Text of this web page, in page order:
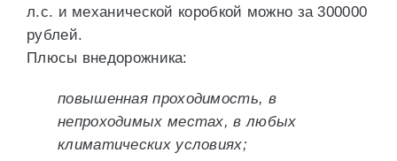
л.с. и механической коробкой можно за 300000
рублей.
Плюсы внедорожника:
повышенная проходимость, в
непроходимых местах, в любых
климатических условиях;